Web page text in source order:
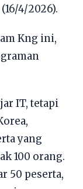
4/2026).
Kng ini,
IT, tetapi
yang
100 orang.
50 peserta,